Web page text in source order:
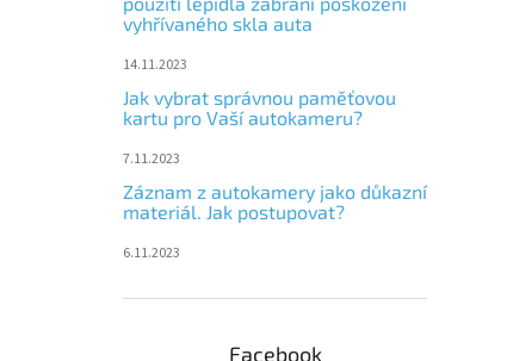
vyhřívaného skla auta
14.11.2023
Jak vybrat správnou paměťovou
kartu pro Vaší autokameru?
7.11.2023
Záznam z autokamery jako důkazní
materiál. Jak postupovat?
6.11.2023
Facebook